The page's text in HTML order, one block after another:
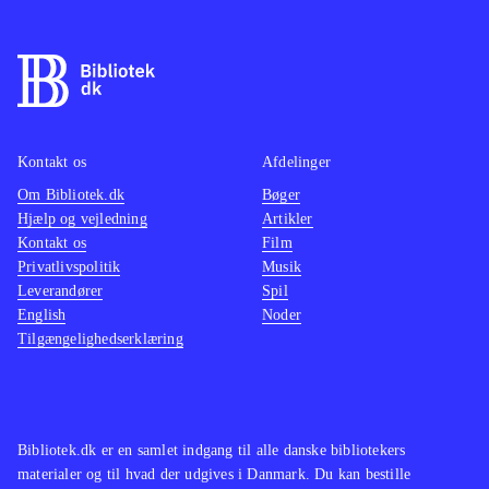
Lyd og grafik er i orden, men er ikke
så vigtige elementer i denne type
Der er efterhånden kommet en del
udgivelser i "Buzz"-serien hvor den
primære forskel er
spørgsmålstyperne, men ellers er der
også Scene it?-serien til xbox 360
Spillet er underholdende, især når
man er flere, men Bdg virker mest af
sværhedsgrad er varierende, men
Bibliotek.dk er en samlet indgang til alle danske bibliotekers
materialer og til hvad der udgives i Danmark. Du kan bestille
Kontakt os
Om Bibliotek.dk
Hjælp og vejledning
Kontakt os
Privatlivspolitik
Leverandører
English
Tilgængelighedserklæring
Afdelinger
Bøger
Artikler
Film
Musik
Spil
Noder